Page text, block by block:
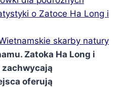
o Zatoce Ha Long i
skarby natury
Zatoka Ha Long i
oferują